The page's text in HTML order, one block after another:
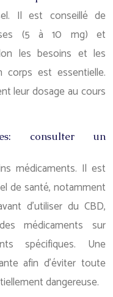
Il est conseillé de
(5 à 10 mg) et
les besoins et les
corps est essentielle.
leur dosage au cours
consulter un
médicaments. Il est
de santé, notamment
d’utiliser du CBD,
médicaments sur
spécifiques. Une
afin d’éviter toute
dangereuse.